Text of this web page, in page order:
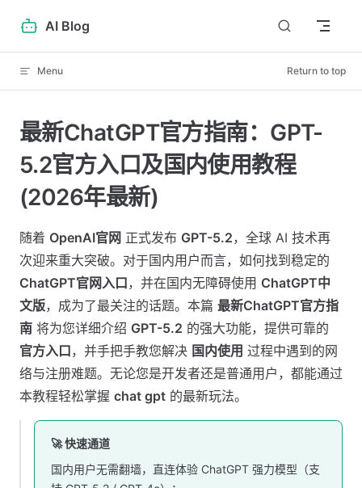
Skip to content
AI Blog
Menu Return to top
最新ChatGPT官方指南：GPT-
5.2官方入口及国内使用教程
(2026年最新)
随着 OpenAI官网 正式发布 GPT-5.2，全球 AI 技术再
次迎来重大突破。对于国内用户而言，如何找到稳定的
ChatGPT官网入口，并在国内无障碍使用 ChatGPT中
文版，成为了最关注的话题。本篇 最新ChatGPT官方指
南 将为您详细介绍 GPT-5.2 的强大功能，提供可靠的
官方入口，并手把手教您解决 国内使用 过程中遇到的网
络与注册难题。无论您是开发者还是普通用户，都能通过
本教程轻松掌握 chat gpt 的最新玩法。
🚀 快速通道
国内用户无需翻墙，直连体验 ChatGPT 强力模型（支